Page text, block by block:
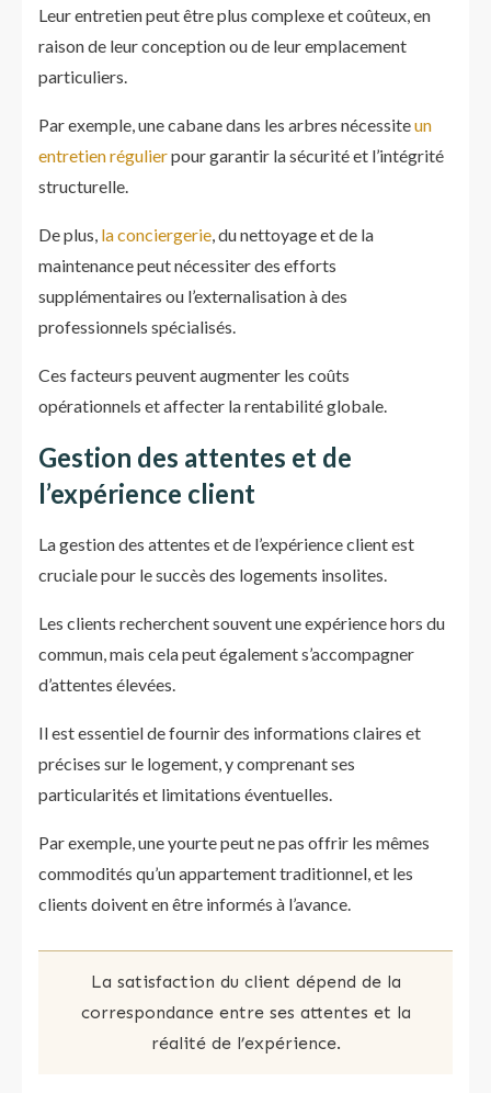
Leur entretien peut être plus complexe et coûteux, en
raison de leur conception ou de leur emplacement
particuliers.
Par exemple, une cabane dans les arbres nécessiteun
entretien régulierpour garantir la sécurité et l’intégrité
structurelle.
De plus, la conciergerie, du nettoyage et de la
maintenance peut nécessiter des efforts
supplémentaires ou l’externalisation à des
professionnels spécialisés.
Ces facteurs peuvent augmenter les coûts
opérationnels et affecter la rentabilité globale.
Gestion des attentes et de
l’expérience client
La gestion des attentes et de l’expérience client est
cruciale pour le succès des logements insolites.
Les clients recherchent souvent une expérience hors du
commun, mais cela peut également s’accompagner
d’attentes élevées.
Il est essentiel de fournir des informations claires et
précises sur le logement, y comprenant ses
particularités et limitations éventuelles.
Par exemple, une yourte peut ne pas offrir les mêmes
commodités qu’un appartement traditionnel, et les
clients doivent en être informés à l’avance.
La satisfaction du client dépend de la
correspondance entre ses attentes et la
réalité de l’expérience.